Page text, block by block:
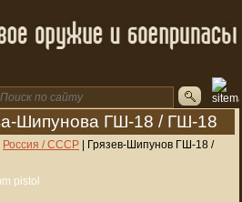
Шипунова ГШ-18 / ГШ-18
Россия / СССР | Грязев-Шипунов ГШ-18 /